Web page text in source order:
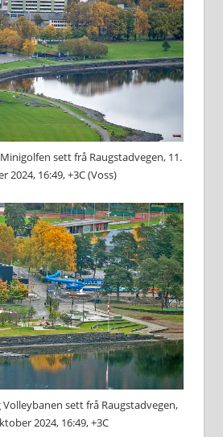
sett frå Raugstadvegen, 11.
2024, 16:49, +3C (Voss)
sett frå Raugstadvegen,
2024, 16:49, +3C